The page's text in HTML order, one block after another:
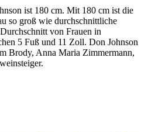
ist 180 cm. Mit 180 cm ist die
so groß wie durchschnittliche
von Frauen in
5 Fuß und 11 Zoll. Don Johnson
Brody, Anna Maria Zimmermann,